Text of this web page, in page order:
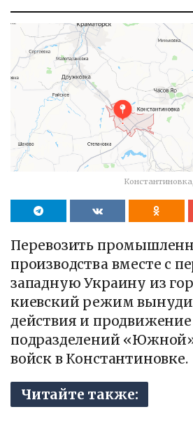
Перевозить
производства вместе с
западную Украину из
киевский режим
действия и продвижение
подразделений
войск в Константиновке.
Читайте также: